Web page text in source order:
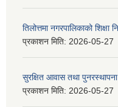
तिलोत्तमा नगरपालिकाको
प्रकाशन मिति: 2026-05-27
सुरक्षित आवास तथा
प्रकाशन मिति: 2026-05-27